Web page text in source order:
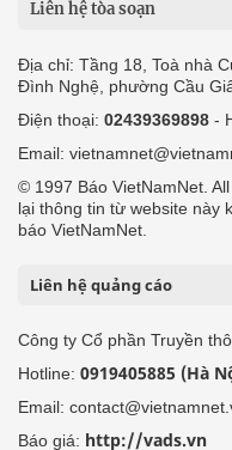
Liên hệ tòa soạn
Địa chỉ: Tầng 18, Toà nhà
Đình Nghệ, phường Cầu
Điện thoại: 02439369898 -
Email:
© 1997 Báo VietNamNet.
lại thông tin từ website này
báo VietNamNet.
Liên hệ quảng cáo
Công ty Cổ phần Truyền
Hotline: 0919405885 (Hà
Email:
Báo giá: http://vads.vn